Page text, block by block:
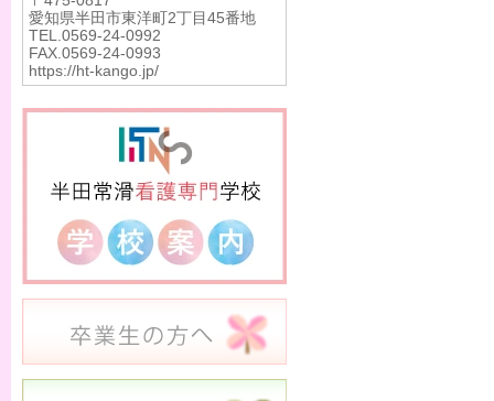
愛知県半田市東洋町2丁目45番地
TEL.0569-24-0992
FAX.0569-24-0993
https://ht-kango.jp/